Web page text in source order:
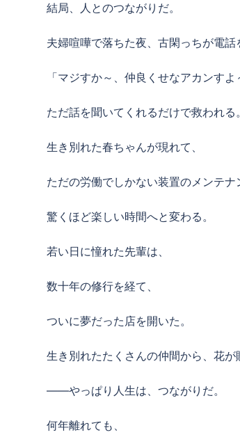
結局、人とのつながりだ。
夫婦喧嘩で落ちた夜、古閑っちが電話
「マジすか～、仲良くせなアカンすよ
ただ話を聞いてくれるだけで救われる。
生き別れた春ちゃんが現れて、
ただの労働でしかない装置のメンテナ
驚くほど楽しい時間へと変わる。
若い日に憧れた先輩は、
数十年の修行を経て、
ついに夢だった店を開いた。
生き別れたたくさんの仲間から、花
――やっぱり人生は、つながりだ。
何年離れても、